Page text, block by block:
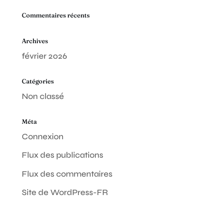
Commentaires récents
Archives
février 2026
Catégories
Non classé
Méta
Connexion
Flux des publications
Flux des commentaires
Site de WordPress-FR